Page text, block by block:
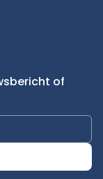
of